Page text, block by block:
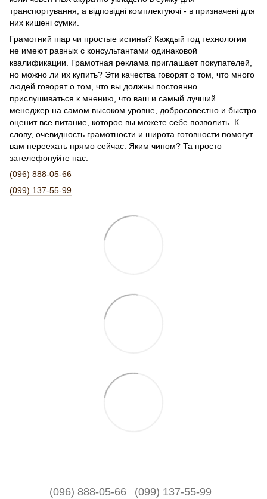
транспортування, а відповідні комплектуючі - в призначені для
них кишені сумки.
Грамотний піар чи простые истины? Каждый год технологии
не имеют равных с консультантами одинаковой
квалификации. Грамотная реклама приглашает покупателей,
но можно ли их купить? Эти качества говорят о том, что много
людей говорят о том, что вы должны постоянно
прислушиваться к мнению, что ваш и самый лучший
менеджер на самом высоком уровне, добросовестно и быстро
оценит все питание, которое вы можете себе позволить. К
слову, очевидность грамотности и широта готовности помогут
вам переехать прямо сейчас. Яким чином? Та просто
зателефонуйте нас:
(096) 888-05-66
(099) 137-55-99
(096) 888-05-66 (099) 137-55-99